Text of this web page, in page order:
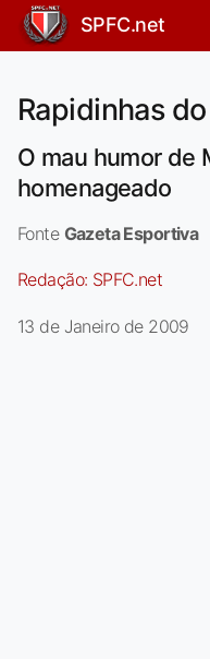
SPFC.net
Rapidinhas
O mau humor de
homenageado
Fonte Gazeta Esportiva
Redação: SPFC.net
13 de Janeiro de 2009